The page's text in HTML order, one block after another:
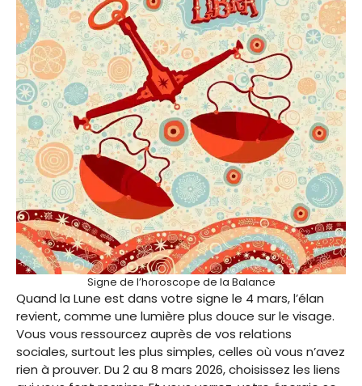
Signe de l’horoscope de la Balance
Quand la Lune est dans votre signe le 4 mars, l’élan
revient, comme une lumière plus douce sur le visage.
Vous vous ressourcez auprès de vos relations
sociales, surtout les plus simples, celles où vous n’avez
rien à prouver. Du 2 au 8 mars 2026, choisissez les liens